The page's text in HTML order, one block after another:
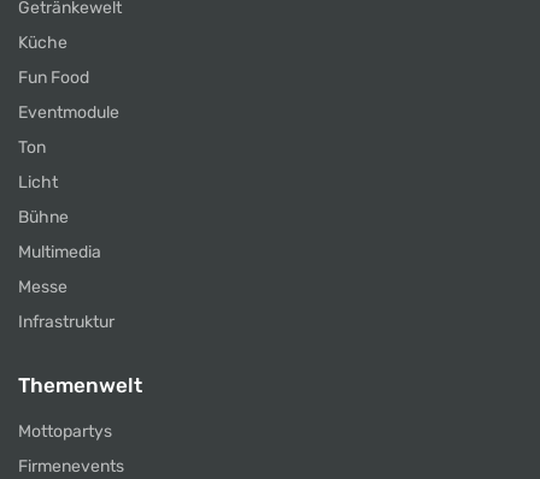
Getränkewelt
Küche
Fun Food
Eventmodule
Ton
Licht
Bühne
Multimedia
Messe
Infrastruktur
Themenwelt
Mottopartys
Firmenevents